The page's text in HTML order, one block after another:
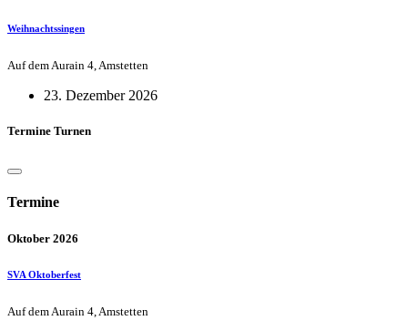
Weihnachtssingen
Auf dem Aurain 4, Amstetten
23. Dezember 2026
Termine Turnen
Termine
Oktober 2026
SVA Oktoberfest
Auf dem Aurain 4, Amstetten